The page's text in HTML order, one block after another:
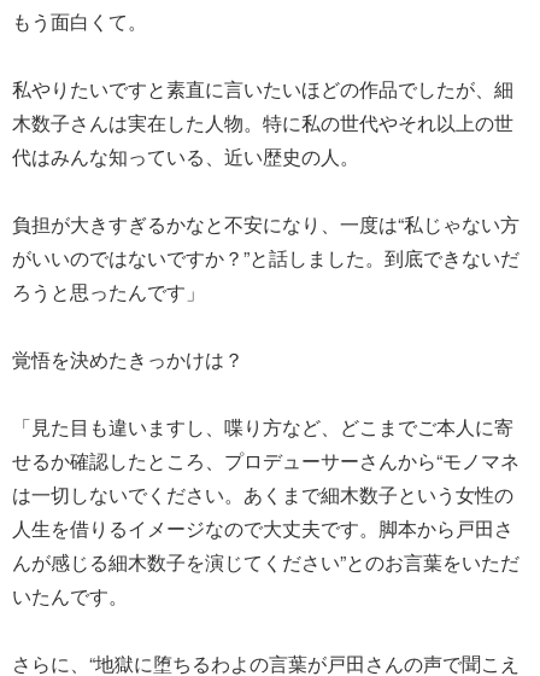
もう面白くて。
私やりたいですと素直に言いたいほどの作品でしたが、細
木数子さんは実在した人物。特に私の世代やそれ以上の世
代はみんな知っている、近い歴史の人。
負担が大きすぎるかなと不安になり、一度は“私じゃない方
がいいのではないですか？”と話しました。到底できないだ
ろうと思ったんです」
覚悟を決めたきっかけは？
「見た目も違いますし、喋り方など、どこまでご本人に寄
せるか確認したところ、プロデューサーさんから“モノマネ
は一切しないでください。あくまで細木数子という女性の
人生を借りるイメージなので大丈夫です。脚本から戸田さ
んが感じる細木数子を演じてください”とのお言葉をいただ
いたんです。
さらに、“地獄に堕ちるわよの言葉が戸田さんの声で聞こえ